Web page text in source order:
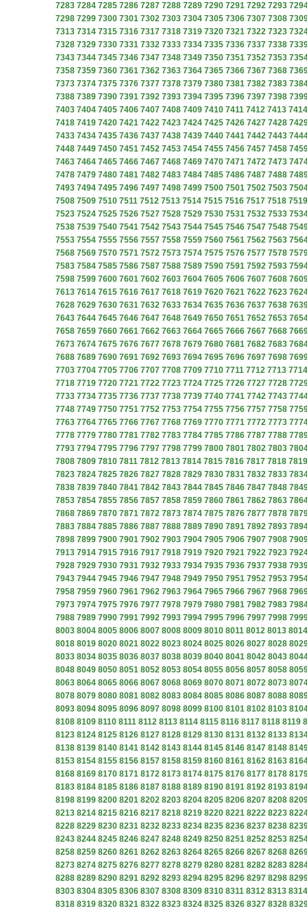
7283 7284 7285 7286 7287 7288 7289 7290 7291 7292 7293
7298 7299 7300 7301 7302 7303 7304 7305 7306 7307 7308
7313 7314 7315 7316 7317 7318 7319 7320 7321 7322 7323
7328 7329 7330 7331 7332 7333 7334 7335 7336 7337 7338
7343 7344 7345 7346 7347 7348 7349 7350 7351 7352 7353
7358 7359 7360 7361 7362 7363 7364 7365 7366 7367 7368
7373 7374 7375 7376 7377 7378 7379 7380 7381 7382 7383
7388 7389 7390 7391 7392 7393 7394 7395 7396 7397 7398
7403 7404 7405 7406 7407 7408 7409 7410 7411 7412 7413 7414
7418 7419 7420 7421 7422 7423 7424 7425 7426 7427 7428
7433 7434 7435 7436 7437 7438 7439 7440 7441 7442 7443
7448 7449 7450 7451 7452 7453 7454 7455 7456 7457 7458
7463 7464 7465 7466 7467 7468 7469 7470 7471 7472 7473
7478 7479 7480 7481 7482 7483 7484 7485 7486 7487 7488
7493 7494 7495 7496 7497 7498 7499 7500 7501 7502 7503
7508 7509 7510 7511 7512 7513 7514 7515 7516 7517 7518 7519
7523 7524 7525 7526 7527 7528 7529 7530 7531 7532 7533
7538 7539 7540 7541 7542 7543 7544 7545 7546 7547 7548
7553 7554 7555 7556 7557 7558 7559 7560 7561 7562 7563
7568 7569 7570 7571 7572 7573 7574 7575 7576 7577 7578
7583 7584 7585 7586 7587 7588 7589 7590 7591 7592 7593
7598 7599 7600 7601 7602 7603 7604 7605 7606 7607 7608
7613 7614 7615 7616 7617 7618 7619 7620 7621 7622 7623
7628 7629 7630 7631 7632 7633 7634 7635 7636 7637 7638
7643 7644 7645 7646 7647 7648 7649 7650 7651 7652 7653
7658 7659 7660 7661 7662 7663 7664 7665 7666 7667 7668
7673 7674 7675 7676 7677 7678 7679 7680 7681 7682 7683
7688 7689 7690 7691 7692 7693 7694 7695 7696 7697 7698
7703 7704 7705 7706 7707 7708 7709 7710 7711 7712 7713 7714
7718 7719 7720 7721 7722 7723 7724 7725 7726 7727 7728
7733 7734 7735 7736 7737 7738 7739 7740 7741 7742 7743
7748 7749 7750 7751 7752 7753 7754 7755 7756 7757 7758
7763 7764 7765 7766 7767 7768 7769 7770 7771 7772 7773
7778 7779 7780 7781 7782 7783 7784 7785 7786 7787 7788
7793 7794 7795 7796 7797 7798 7799 7800 7801 7802 7803
7808 7809 7810 7811 7812 7813 7814 7815 7816 7817 7818 7819
7823 7824 7825 7826 7827 7828 7829 7830 7831 7832 7833
7838 7839 7840 7841 7842 7843 7844 7845 7846 7847 7848
7853 7854 7855 7856 7857 7858 7859 7860 7861 7862 7863
7868 7869 7870 7871 7872 7873 7874 7875 7876 7877 7878
7883 7884 7885 7886 7887 7888 7889 7890 7891 7892 7893
7898 7899 7900 7901 7902 7903 7904 7905 7906 7907 7908
7913 7914 7915 7916 7917 7918 7919 7920 7921 7922 7923
7928 7929 7930 7931 7932 7933 7934 7935 7936 7937 7938
7943 7944 7945 7946 7947 7948 7949 7950 7951 7952 7953
7958 7959 7960 7961 7962 7963 7964 7965 7966 7967 7968
7973 7974 7975 7976 7977 7978 7979 7980 7981 7982 7983
7988 7989 7990 7991 7992 7993 7994 7995 7996 7997 7998
8003 8004 8005 8006 8007 8008 8009 8010 8011 8012 8013 8014
8018 8019 8020 8021 8022 8023 8024 8025 8026 8027 8028
8033 8034 8035 8036 8037 8038 8039 8040 8041 8042 8043
8048 8049 8050 8051 8052 8053 8054 8055 8056 8057 8058
8063 8064 8065 8066 8067 8068 8069 8070 8071 8072 8073
8078 8079 8080 8081 8082 8083 8084 8085 8086 8087 8088
8093 8094 8095 8096 8097 8098 8099 8100 8101 8102 8103
8108 8109 8110 8111 8112 8113 8114 8115 8116 8117 8118 8119
8123 8124 8125 8126 8127 8128 8129 8130 8131 8132 8133
8138 8139 8140 8141 8142 8143 8144 8145 8146 8147 8148
8153 8154 8155 8156 8157 8158 8159 8160 8161 8162 8163
8168 8169 8170 8171 8172 8173 8174 8175 8176 8177 8178
8183 8184 8185 8186 8187 8188 8189 8190 8191 8192 8193
8198 8199 8200 8201 8202 8203 8204 8205 8206 8207 8208
8213 8214 8215 8216 8217 8218 8219 8220 8221 8222 8223
8228 8229 8230 8231 8232 8233 8234 8235 8236 8237 8238
8243 8244 8245 8246 8247 8248 8249 8250 8251 8252 8253
8258 8259 8260 8261 8262 8263 8264 8265 8266 8267 8268
8273 8274 8275 8276 8277 8278 8279 8280 8281 8282 8283
8288 8289 8290 8291 8292 8293 8294 8295 8296 8297 8298
8303 8304 8305 8306 8307 8308 8309 8310 8311 8312 8313 8314
8318 8319 8320 8321 8322 8323 8324 8325 8326 8327 8328